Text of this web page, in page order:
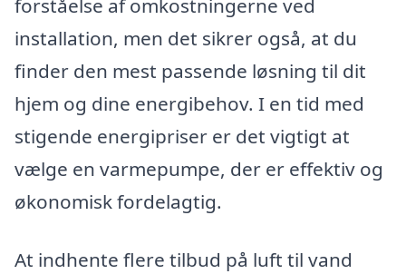
forståelse af omkostningerne ved
installation, men det sikrer også, at du
finder den mest passende løsning til dit
hjem og dine energibehov. I en tid med
stigende energipriser er det vigtigt at
vælge en varmepumpe, der er effektiv og
økonomisk fordelagtig.
At indhente flere tilbud på luft til vand